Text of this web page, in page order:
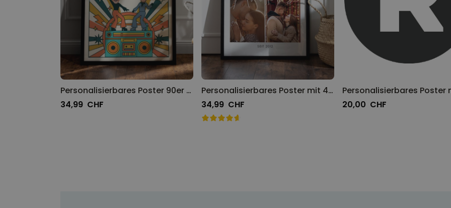
Personalisierbares Poster 90er Dance-Party mit Fotos und Text
34,99 CHF
Personalisierbares Poster mit 4 Fotos und Text
34,99 CHF
20,00 CHF